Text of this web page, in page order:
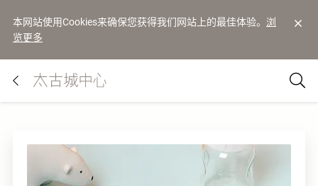
本网站使用Cookies来确保您获得我们网站上的最佳体验。 浏
览更多